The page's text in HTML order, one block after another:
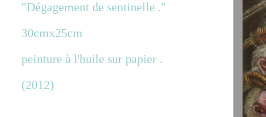
"Dégagement de sentinelle ."
30cmx25cm
peinture à l'huile sur papier .
(2012)